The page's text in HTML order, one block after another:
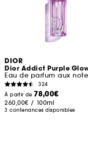
DIOR
Dior Addict Purple
324
À partir de 78,00€
260,00€ / 100ml
3 contenances disponibles